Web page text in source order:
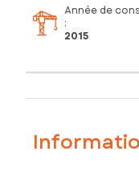
Année de
:
2015